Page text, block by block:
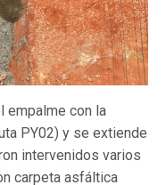
empalme con la
PY02) y se extiende
intervenidos varios
carpeta asfáltica